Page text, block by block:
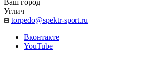
Ваш город
Углич
torpedo@spektr-sport.ru
Вконтакте
YouTube